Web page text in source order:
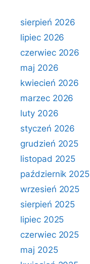
sierpień 2026
lipiec 2026
czerwiec 2026
maj 2026
kwiecień 2026
marzec 2026
luty 2026
styczeń 2026
grudzień 2025
listopad 2025
październik 2025
wrzesień 2025
sierpień 2025
lipiec 2025
czerwiec 2025
maj 2025